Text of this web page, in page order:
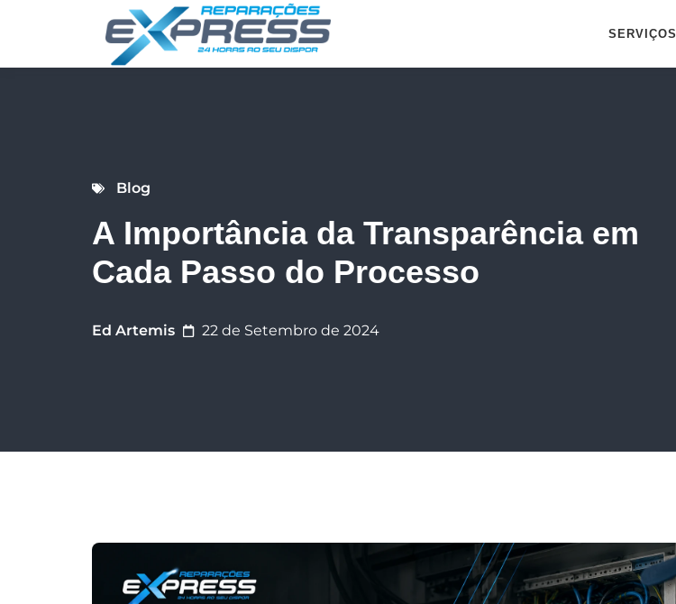
SERVIÇOS
Blog
A Importância da Transparência em
Cada Passo do Processo
Ed Artemis 22 de Setembro de 2024